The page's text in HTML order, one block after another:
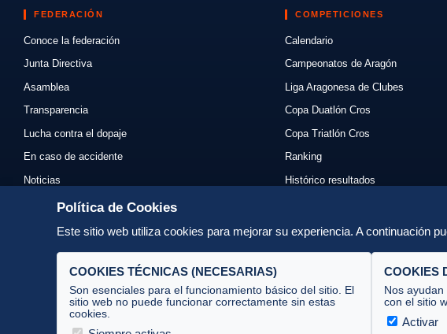
FEDERACIÓN
Conoce la federación
Junta Directiva
Asamblea
Transparencia
Lucha contra el dopaje
En caso de accidente
Noticias
Eventos
Enlaces
Contacto
COMPETICIONES
Calendario
Campeonatos de Aragón
Liga Aragonesa de Clubes
Copa Duatlón Cros
Copa Triatlón Cros
Ranking
Histórico resultados
Normativas
Organizadores
Av. José Atarés 101, semisótano. 50018 Zaragoza
Política de Cookies
Este sitio web utiliza cookies para mejorar su experiencia. A continuación
COOKIES TÉCNICAS (NECESARIAS)
Son esenciales para el funcionamiento básico del sitio. El
sitio web no puede funcionar correctamente sin estas
cookies.
COOKIES
Nos
con el sitio
Activar